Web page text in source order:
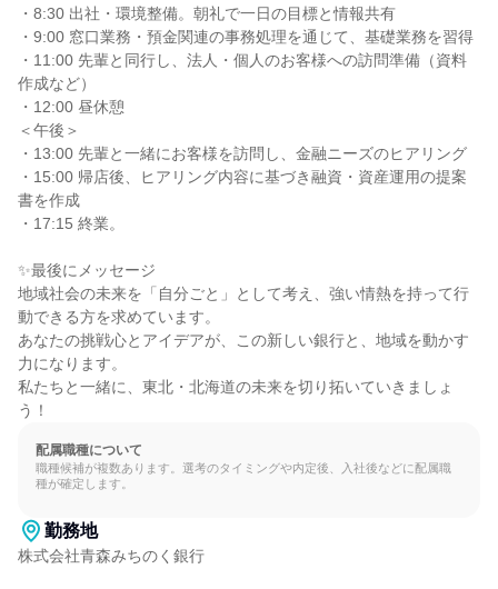
・8:30 出社・環境整備。朝礼で一日の目標と情報共有
・9:00 窓口業務・預金関連の事務処理を通じて、基礎業務を習得
・11:00 先輩と同行し、法人・個人のお客様への訪問準備（資料
作成など）
・12:00 昼休憩
＜午後＞
・13:00 先輩と一緒にお客様を訪問し、金融ニーズのヒアリング
・15:00 帰店後、ヒアリング内容に基づき融資・資産運用の提案
書を作成
・17:15 終業。
✨最後にメッセージ
地域社会の未来を「自分ごと」として考え、強い情熱を持って行
動できる方を求めています。
あなたの挑戦心とアイデアが、この新しい銀行と、地域を動かす
力になります。
私たちと一緒に、東北・北海道の未来を切り拓いていきましょ
う！
配属職種について
職種候補が複数あります。選考のタイミングや内定後、入社後などに配属職
種が確定します。
勤務地
株式会社青森みちのく銀行